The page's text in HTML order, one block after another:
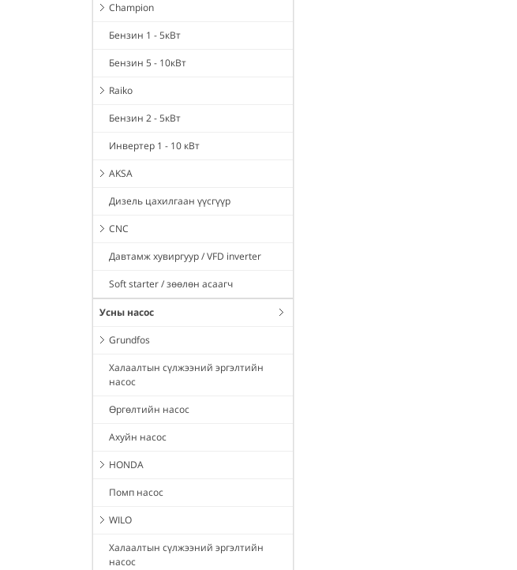
Champion
Бензин 1 - 5кВт
Бензин 5 - 10кВт
Raiko
Бензин 2 - 5кВт
Инвертер 1 - 10 кВт
AKSA
Дизель цахилгаан үүсгүүр
CNC
Давтамж хувиргуур / VFD inverter
Soft starter / зөөлөн асаагч
Усны насос
Grundfos
Халаалтын сүлжээний эргэлтийн
насос
Өргөлтийн насос
Ахуйн насос
HONDA
Помп насос
WILO
Халаалтын сүлжээний эргэлтийн
насос